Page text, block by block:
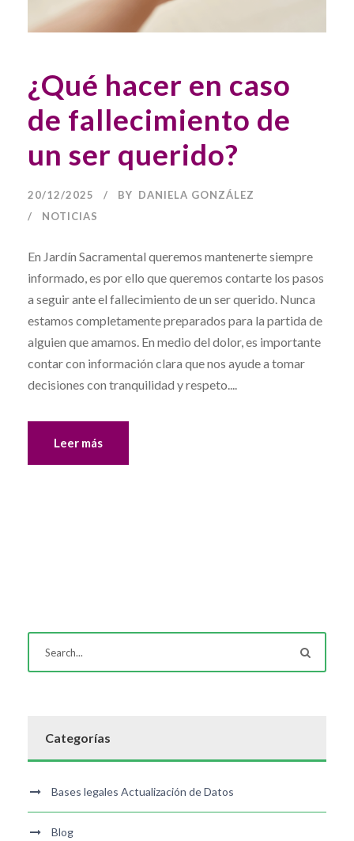
¿Qué hacer en caso
de fallecimiento de
un ser querido?
20/12/2025 BY DANIELA GONZÁLEZ
NOTICIAS
En Jardín Sacramental queremos mantenerte siempre
informado, es por ello que queremos contarte los pasos
a seguir ante el fallecimiento de un ser querido. Nunca
estamos completamente preparados para la partida de
alguien que amamos. En medio del dolor, es importante
contar con información clara que nos ayude a tomar
decisiones con tranquilidad y respeto....
Leer más
Categorías
Bases legales Actualización de Datos
Blog